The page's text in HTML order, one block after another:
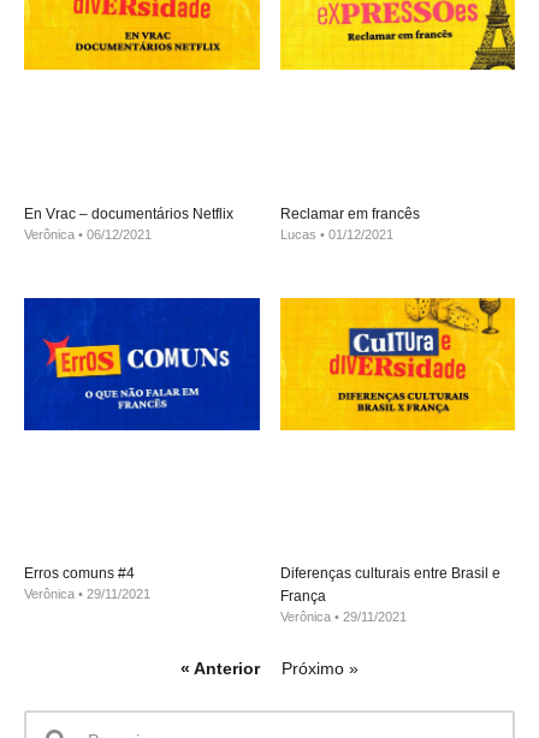
En Vrac – documentários Netflix
Verônica 06/12/2021
Reclamar em francês
Lucas 01/12/2021
Erros comuns #4
Verônica 29/11/2021
Diferenças culturais entre Brasil e
França
Verônica 29/11/2021
« Anterior Próximo »